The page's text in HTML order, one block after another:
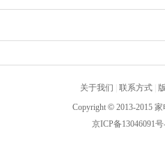
关于我们 联系方式
Copyright © 2013-2015
京ICP备13046091号